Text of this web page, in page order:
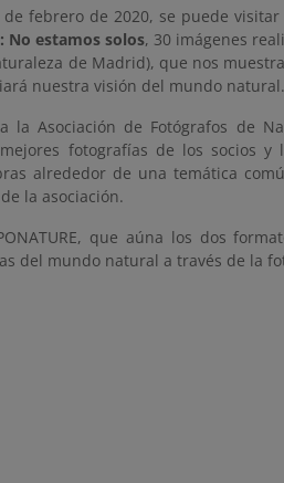
febrero de 2020, se puede
No estamos solos, 30 imágenes
de Madrid), que nos
nuestra visión del mundo natural.
la Asociación de Fotógrafos de
fotografías de los socios y
alrededor de una temática
la asociación.
que aúna los dos
del mundo natural a través de la